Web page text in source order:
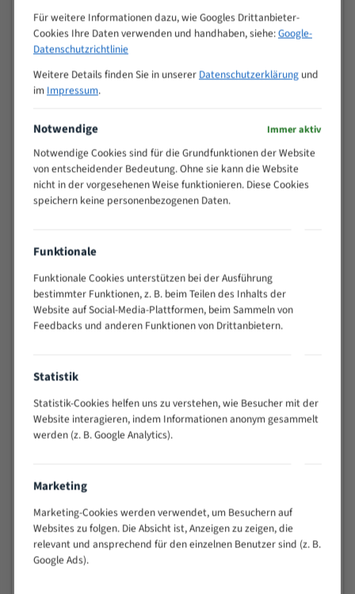
M (mm)
Zoll (ZpZ))
>
25
10/14
15 - 40
8/12
25 - 50
50 - 120
80 - 180
3/4
130 -
350
2/3
200 -
> 500
0,75/1,25
Vorteile:
Widerstandsfähig gegen Zahnbruch auch bei
wechselnde Verbindungslängen)
Sehr geringe Vibration
Technische Beschreibung:
Positiver Spanwinkel
Bandkörper aus hochlegiertem Federstahl
Für weitere Informationen dazu, wie Googles Drittanbieter-
Cookies Ihre Daten verwenden und handhaben, siehe:Google-
Datenschutzrichtlinie
Weitere Details finden Sie in unserer Datenschutzerklärungund
im Impressum.
Notwendige Immer aktiv
Notwendige Cookies sind für die Grundfunktionen der Website
von entscheidender Bedeutung. Ohne sie kann die Website
nicht in der vorgesehenen Weise funktionieren. Diese Cookies
speichern keine personenbezogenen Daten.
Funktionale
Funktionale Cookies unterstützen bei der Ausführung
bestimmter Funktionen, z. B. beim Teilen des Inhalts der
Website auf Social-Media-Plattformen, beim Sammeln von
Feedbacks und anderen Funktionen von Drittanbietern.
Statistik
Statistik-Cookies helfen uns zu verstehen, wie Besucher mit der
Website interagieren, indem Informationen anonym gesammelt
werden (z. B. Google Analytics).
Marketing
Marketing-Cookies werden verwendet, um Besuchern auf
Websites zu folgen. Die Absicht ist, Anzeigen zu zeigen, die
relevant und ansprechend für den einzelnen Benutzer sind (z. B.
Google Ads).